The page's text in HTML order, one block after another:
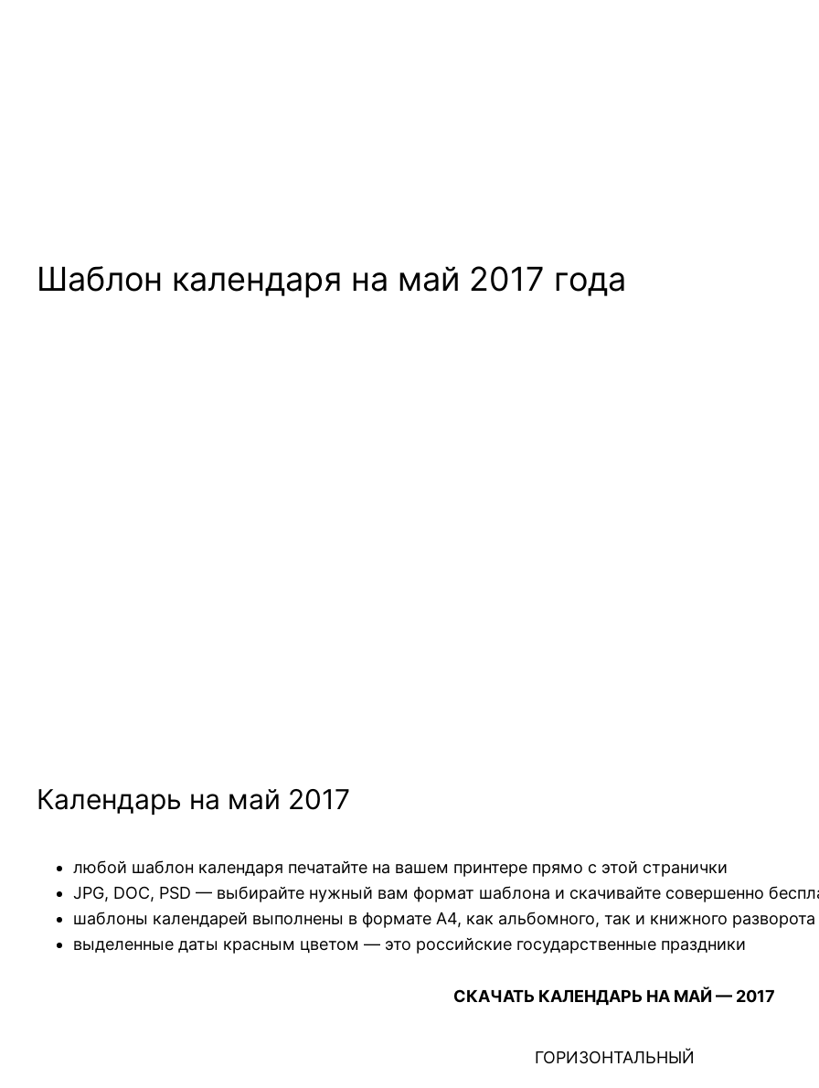
Шаблон календаря на май 2017 года
Календарь на май 2017
любой шаблон календаря печатайте на вашем принтере прямо с этой странички
JPG, DOC, PSD — выбирайте нужный вам формат шаблона и скачивайте совершенно
шаблоны календарей выполнены в формате А4, как альбомного, так и книжного разворота
выделенные даты красным цветом — это российские государственные праздники
СКАЧАТЬ КАЛЕНДАРЬ НА МАЙ — 2017
ГОРИЗОНТАЛЬНЫЙ